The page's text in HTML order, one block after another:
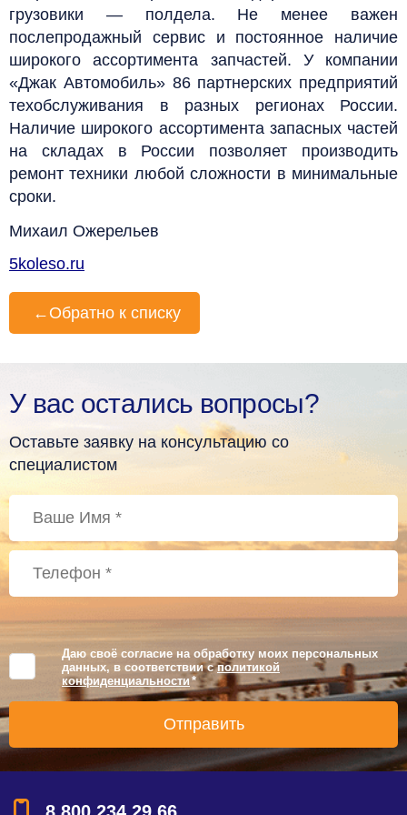
грузовики — полдела. Не менее важен
послепродажный сервис и постоянное наличие
широкого ассортимента запчастей. У компании
«Джак Автомобиль» 86 партнерских предприятий
техобслуживания в разных регионах России.
Наличие широкого ассортимента запасных частей
на складах в России позволяет производить
ремонт техники любой сложности в минимальные
сроки.
Михаил Ожерельев
5koleso.ru
← Обратно к списку
У вас остались вопросы?
Оставьте заявку на консультацию со
специалистом
Даю своё согласие на обработку моих персональных
данных, в соответствии сполитикой
конфиденциальности *